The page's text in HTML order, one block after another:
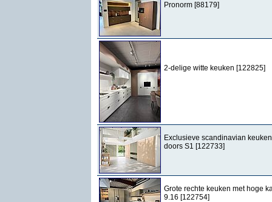
Pronorm [88179]
2-delige witte keuken [122825]
Exclusieve scandinavian
doors S1 [122733]
Grote rechte keuken met hoge
9.16 [122754]